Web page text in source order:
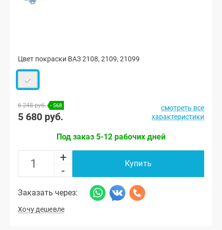
Цвет покраски ВАЗ 2108, 2109, 21099
6 248 руб. - 568
5 680 руб.
смотреть все
характеристики
Под заказ 5-12 рабочих дней
+
-
Купить
Заказать через:
Хочу дешевле